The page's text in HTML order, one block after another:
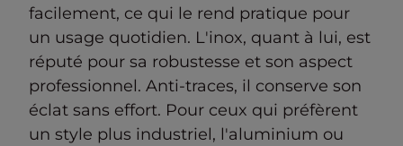
facilement, ce qui le rend pratique pour
un usage quotidien. L'inox, quant à lui, est
réputé pour sa robustesse et son aspect
professionnel. Anti-traces, il conserve son
éclat sans effort. Pour ceux qui préfèrent
un style plus industriel, l'aluminium ou